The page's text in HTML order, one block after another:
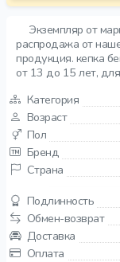
Экземпляр от
распродажа от
продукция. кепка
от 13 до 15 лет, для
Категория
Возраст
Пол
Бренд
Страна
Подлинность
Обмен-возврат
Доставка
Оплата